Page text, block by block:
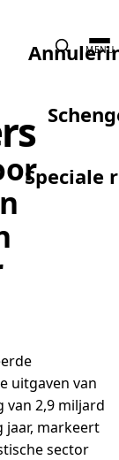
Speciale
MENU
uitgaven van
van 2,9 miljard
jaar, markeert
sector